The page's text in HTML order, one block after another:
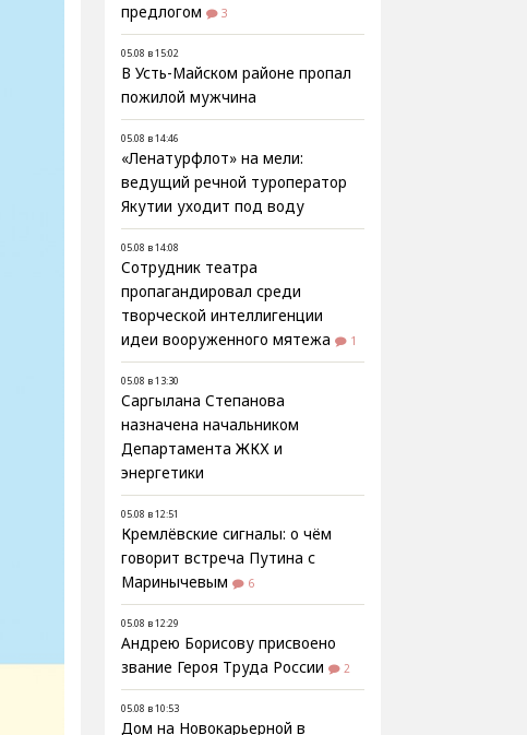
предлогом
3
05.08 в 15:02
В Усть-Майском районе пропал
пожилой мужчина
05.08 в 14:46
«Ленатурфлот» на мели:
ведущий речной туроператор
Якутии уходит под воду
05.08 в 14:08
Сотрудник театра
пропагандировал среди
творческой интеллигенции
идеи вооруженного мятежа
1
05.08 в 13:30
Саргылана Степанова
назначена начальником
Департамента ЖКХ и
энергетики
05.08 в 12:51
Кремлёвские сигналы: о чём
говорит встреча Путина с
Маринычевым
6
05.08 в 12:29
Андрею Борисову присвоено
звание Героя Труда России
2
05.08 в 10:53
Дом на Новокарьерной в